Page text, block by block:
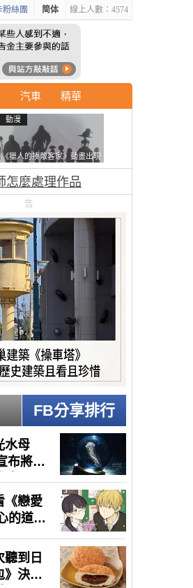
線上人數：4574
简体
粉絲團
汽車 精華
動漫
《獵人的揍敵客家》動畫出現
的這個剪影是誰？你是不是忘
記還有這號人物了
怎麼處理作品
告
FB分享排行